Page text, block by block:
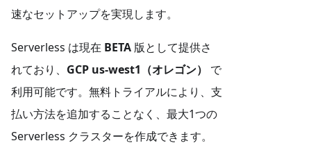
速なセットアップを実現します。
Serverless は現在 BETA 版として提供さ
れており、 GCP us-west1（オレゴン）
で
利用可能です。無料トライアルにより、支
払い方法を追加することなく、最大1つの
Serverless クラスターを作成できます。